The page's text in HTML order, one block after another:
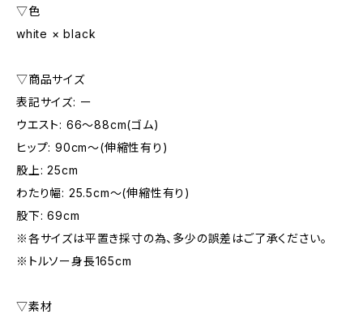
▽色
white × black
▽商品サイズ
表記サイズ: ー
ウエスト: 66〜88cm(ゴム)
ヒップ: 90cm〜(伸縮性有り)
股上: 25cm
わたり幅: 25.5cm〜(伸縮性有り)
股下: 69cm
※各サイズは平置き採寸の為、多少の誤差はご了承ください。
※トルソー身長165cm
▽素材